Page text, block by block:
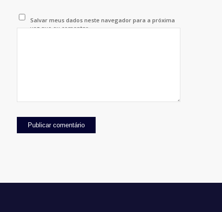
Salvar meus dados neste navegador para a próxima
vez que eu comentar.